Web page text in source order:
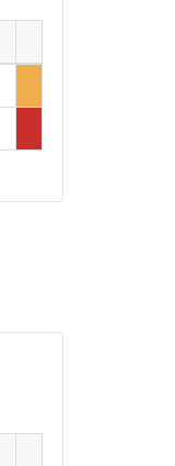
Voorraad